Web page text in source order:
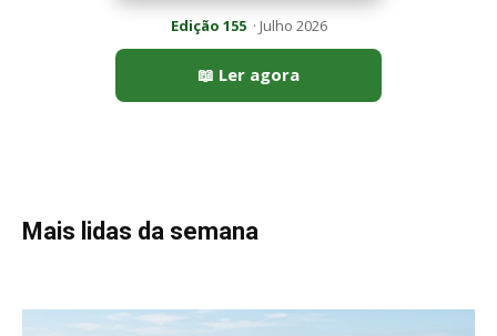
Edição 155· Julho 2026
📖 Ler agora
Mais lidas da semana